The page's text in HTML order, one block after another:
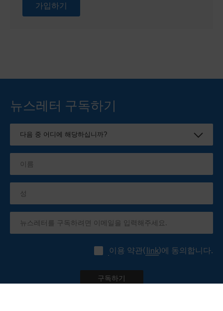
가입하기
뉴스레터 구독하기
이용 약관( link)에 동의합니다.
구독하기